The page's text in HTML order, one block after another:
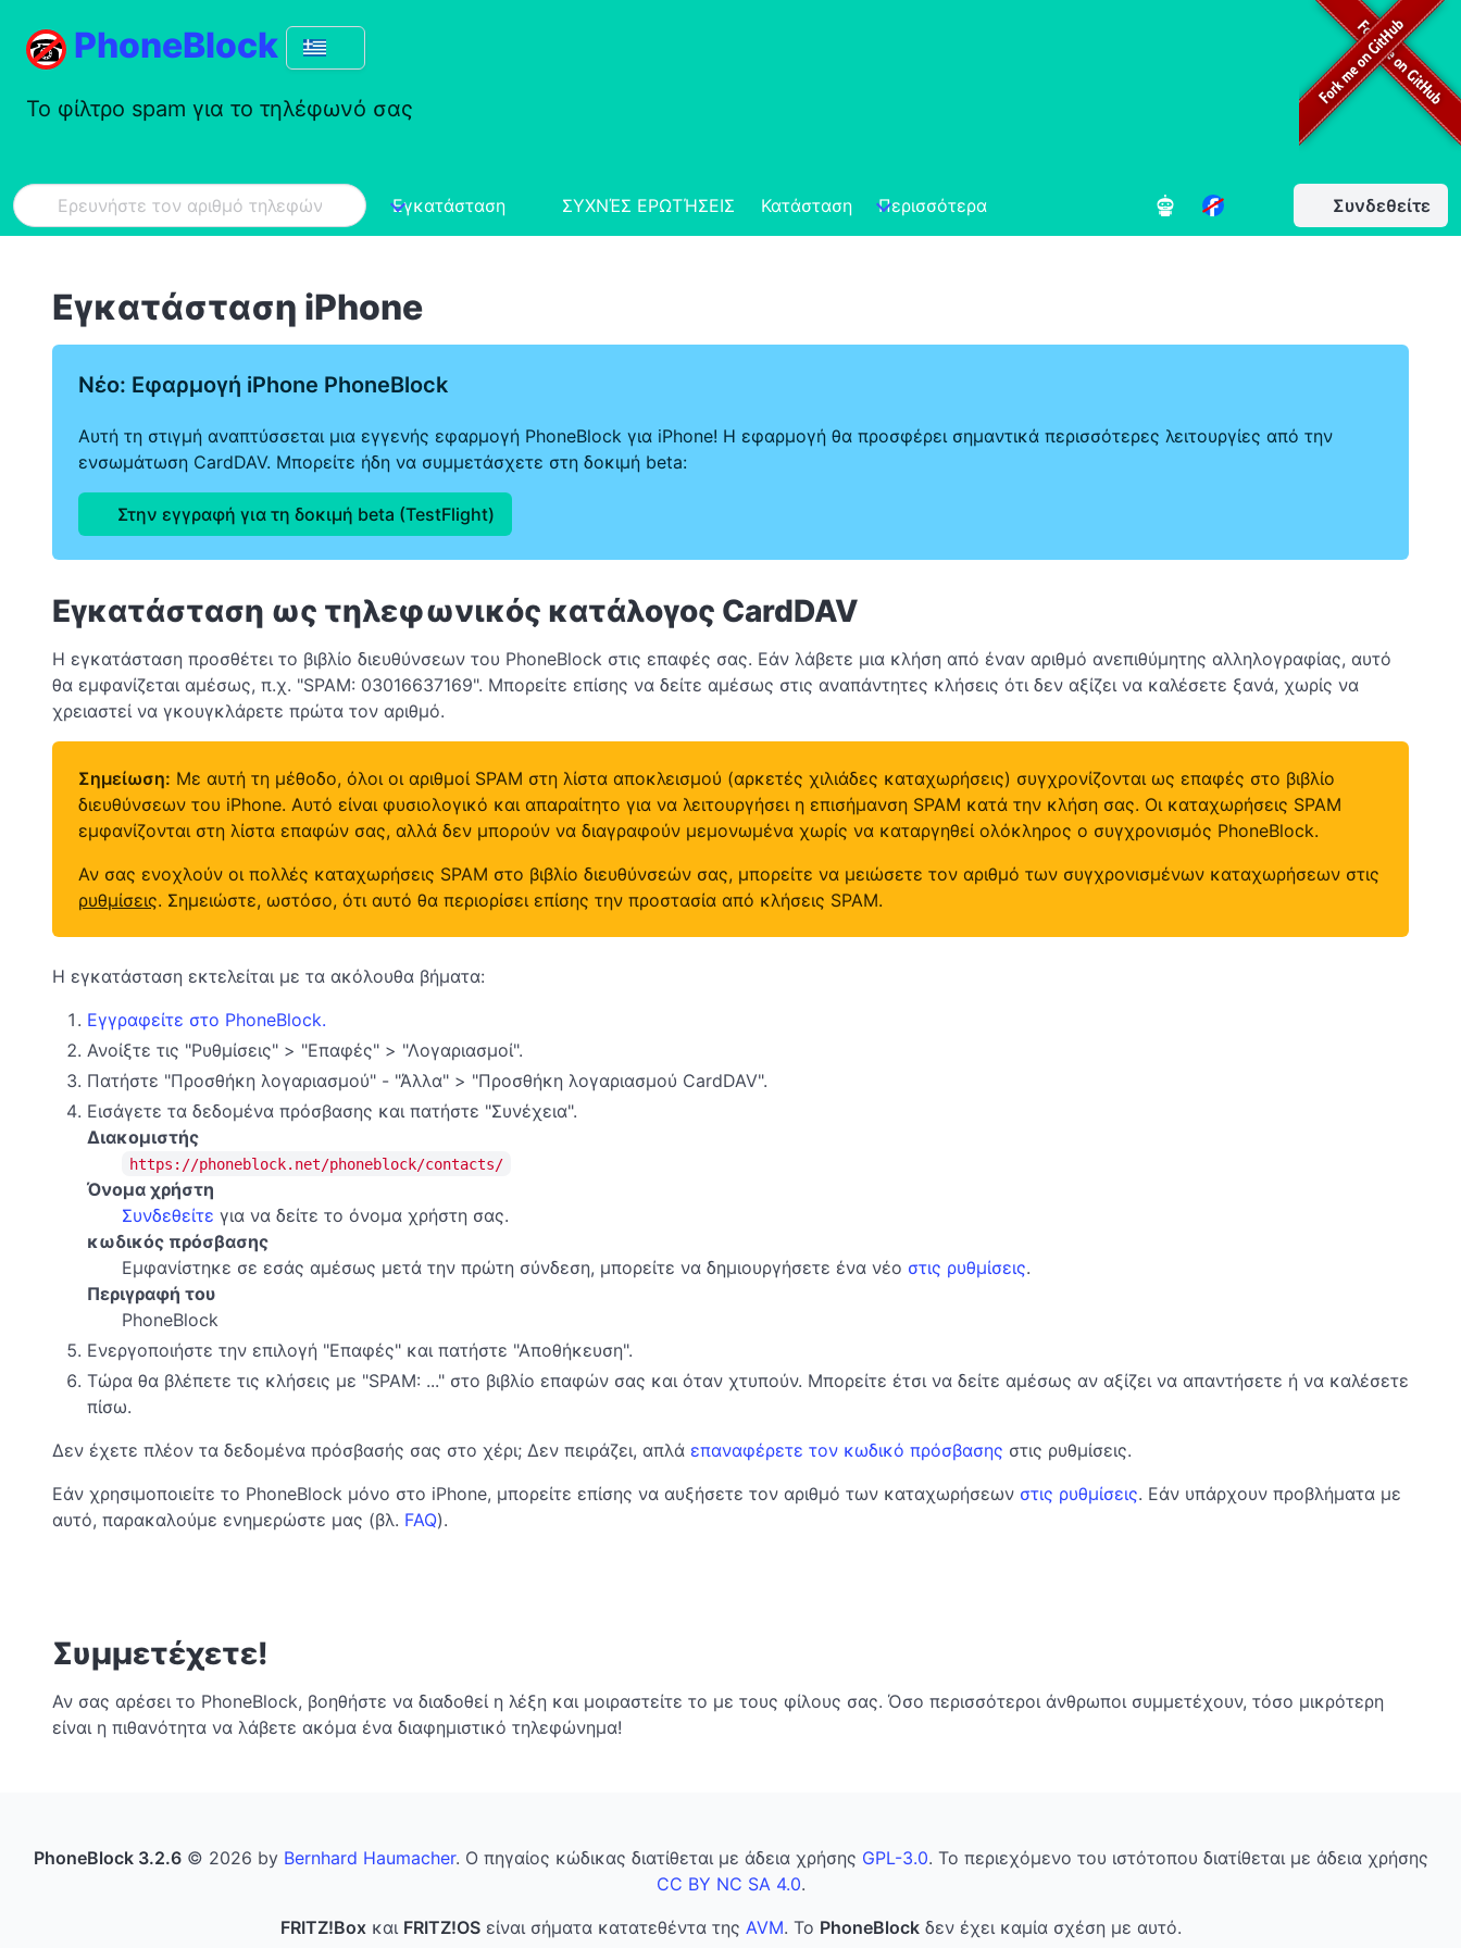
PhoneBlock
Το φίλτρο spam για το τηλέφωνό σας
Εγκατάσταση ΣΥΧΝΈΣ ΕΡΩΤΉΣΕΙΣ Κατάσταση Περισσότερα Συνδεθείτε
Εγκατάσταση iPhone
Νέο: Εφαρμογή iPhone PhoneBlock
Αυτή τη στιγμή αναπτύσσεται μια εγγενής εφαρμογή PhoneBlock για iPhone! Η εφαρμογή θα προσφέρει σημαντικά περισσότερες λειτουργίες από την
ενσωμάτωση CardDAV. Μπορείτε ήδη να συμμετάσχετε στη δοκιμή beta:
Στην εγγραφή για τη δοκιμή beta (TestFlight)
Εγκατάσταση ως τηλεφωνικός κατάλογος CardDAV
Η εγκατάσταση προσθέτει το βιβλίο διευθύνσεων του PhoneBlock στις επαφές σας. Εάν λάβετε μια κλήση από έναν αριθμό ανεπιθύμητης αλληλογραφίας, αυτό
θα εμφανίζεται αμέσως, π.χ. "SPAM: 03016637169". Μπορείτε επίσης να δείτε αμέσως στις αναπάντητες κλήσεις ότι δεν αξίζει να καλέσετε ξανά, χωρίς να
χρειαστεί να γκουγκλάρετε πρώτα τον αριθμό.
Σημείωση: Με αυτή τη μέθοδο, όλοι οι αριθμοί SPAM στη λίστα αποκλεισμού (αρκετές χιλιάδες καταχωρήσεις) συγχρονίζονται ως επαφές στο βιβλίο
διευθύνσεων του iPhone. Αυτό είναι φυσιολογικό και απαραίτητο για να λειτουργήσει η επισήμανση SPAM κατά την κλήση σας. Οι καταχωρήσεις SPAM
εμφανίζονται στη λίστα επαφών σας, αλλά δεν μπορούν να διαγραφούν μεμονωμένα χωρίς να καταργηθεί ολόκληρος ο συγχρονισμός PhoneBlock.
Αν σας ενοχλούν οι πολλές καταχωρήσεις SPAM στο βιβλίο διευθύνσεών σας, μπορείτε να μειώσετε τον αριθμό των συγχρονισμένων καταχωρήσεων στις
ρυθμίσεις. Σημειώστε, ωστόσο, ότι αυτό θα περιορίσει επίσης την προστασία από κλήσεις SPAM.
Η εγκατάσταση εκτελείται με τα ακόλουθα βήματα:
Εγγραφείτε στο PhoneBlock.
Ανοίξτε τις "Ρυθμίσεις" > "Επαφές" > "Λογαριασμοί".
Πατήστε "Προσθήκη λογαριασμού" - "Άλλα" > "Προσθήκη λογαριασμού CardDAV".
Εισάγετε τα δεδομένα πρόσβασης και πατήστε "Συνέχεια".
Διακομιστής
https://phoneblock.net/phoneblock/contacts/
Όνομα χρήστη
Συνδεθείτε για να δείτε το όνομα χρήστη σας.
κωδικός πρόσβασης
Εμφανίστηκε σε εσάς αμέσως μετά την πρώτη σύνδεση, μπορείτε να δημιουργήσετε ένα νέο στις ρυθμίσεις.
Περιγραφή του
PhoneBlock
Ενεργοποιήστε την επιλογή "Επαφές" και πατήστε "Αποθήκευση".
Τώρα θα βλέπετε τις κλήσεις με "SPAM: ..." στο βιβλίο επαφών σας και όταν χτυπούν. Μπορείτε έτσι να δείτε αμέσως αν αξίζει να απαντήσετε ή να καλέσετε
πίσω.
Δεν έχετε πλέον τα δεδομένα πρόσβασής σας στο χέρι; Δεν πειράζει, απλά επαναφέρετε τον κωδικό πρόσβασης στις ρυθμίσεις.
Εάν χρησιμοποιείτε το PhoneBlock μόνο στο iPhone, μπορείτε επίσης να αυξήσετε τον αριθμό των καταχωρήσεων στις ρυθμίσεις. Εάν υπάρχουν προβλήματα με
αυτό, παρακαλούμε ενημερώστε μας (βλ. FAQ).
Συμμετέχετε!
Αν σας αρέσει το PhoneBlock, βοηθήστε να διαδοθεί η λέξη και μοιραστείτε το με τους φίλους σας. Όσο περισσότεροι άνθρωποι συμμετέχουν, τόσο μικρότερη
είναι η πιθανότητα να λάβετε ακόμα ένα διαφημιστικό τηλεφώνημα!
PhoneBlock 3.2.6© 2026 by Bernhard Haumacher. Ο πηγαίος κώδικας διατίθεται με άδεια χρήσης GPL-3.0. Το περιεχόμενο του ιστότοπου διατίθεται με άδεια χρήσης
CC BY NC SA 4.0.
FRITZ!Boxκαι FRITZ!OSείναι σήματα κατατεθέντα της AVM. Το PhoneBlockδεν έχει καμία σχέση με αυτό.